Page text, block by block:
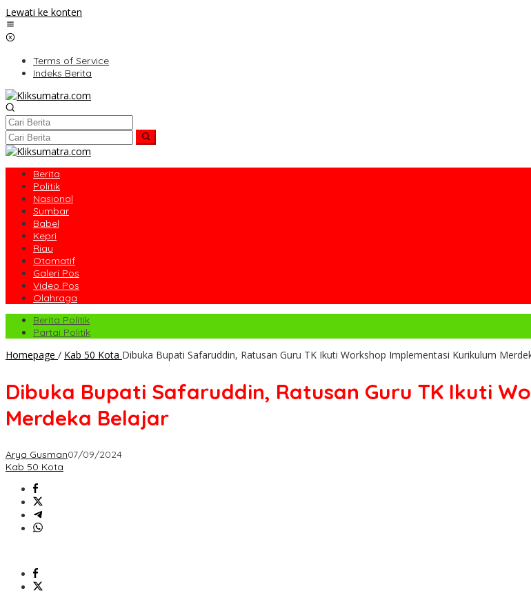
Lewati ke konten
Terms of Service
Indeks Berita
Berita
Politik
Nasional
Sumbar
Babel
Kepri
Riau
Otomatif
Galeri Pos
Video Pos
Olahraga
Berita Politik
Partai Politik
Homepage / Kab 50 Kota Dibuka Bupati Safaruddin, Ratusan Guru TK Ikuti Workshop Implementasi Kurikulum
Dibuka Bupati Safaruddin, Ratusan Guru TK Ikuti
Merdeka Belajar
Arya Gusman07/09/2024
Kab 50 Kota